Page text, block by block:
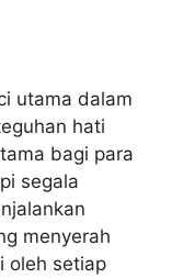
utama dalam
hati
bagi para
segala
menyerah
oleh setiap